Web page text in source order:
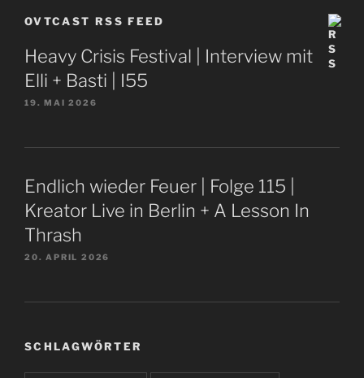
OVTCAST RSS FEED
Heavy Crisis Festival | Interview mit
Elli + Basti | I55
19. MAI 2026
Endlich wieder Feuer | Folge 115 |
Kreator Live in Berlin + A Lesson In
Thrash
20. APRIL 2026
SCHLAGWÖRTER